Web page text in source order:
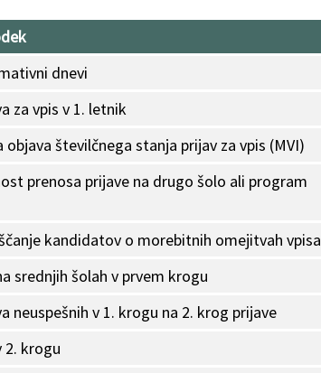
dnevi
za vpis v 1. letnik
objava številčnega stanja prijav za vpis (MVI)
prenosa prijave na drugo šolo ali program
kandidatov o morebitnih omejitvah vpisa
srednjih šolah v prvem krogu
neuspešnih v 1. krogu na 2. krog prijave
2. krogu